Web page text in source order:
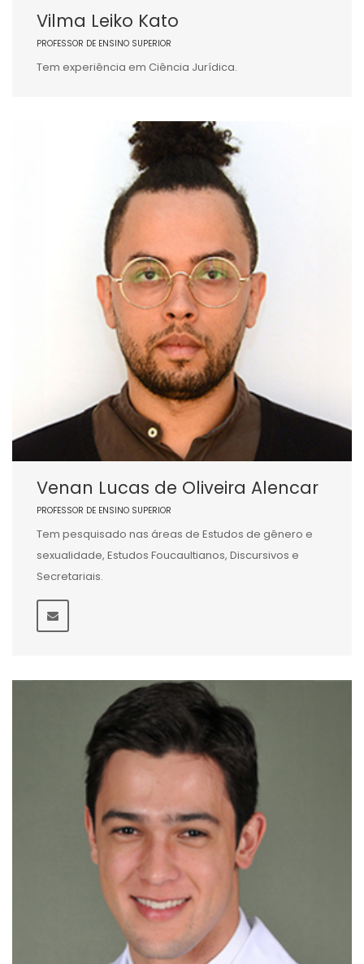
Vilma Leiko Kato
PROFESSOR DE ENSINO SUPERIOR
Tem experiência em Ciência Jurídica.
Venan Lucas de Oliveira Alencar
PROFESSOR DE ENSINO SUPERIOR
Tem pesquisado nas áreas de Estudos de gênero e
sexualidade, Estudos Foucaultianos, Discursivos e
Secretariais.